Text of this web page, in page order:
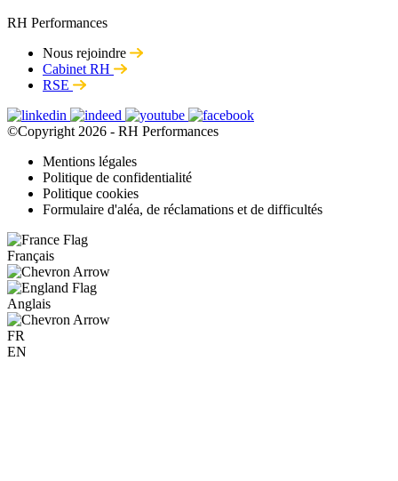
RH Performances
Nous rejoindre
Cabinet RH
RSE
©Copyright 2026 - RH Performances
Mentions légales
Politique de confidentialité
Politique cookies
Formulaire d'aléa, de réclamations et de difficultés
Français
Anglais
FR
EN